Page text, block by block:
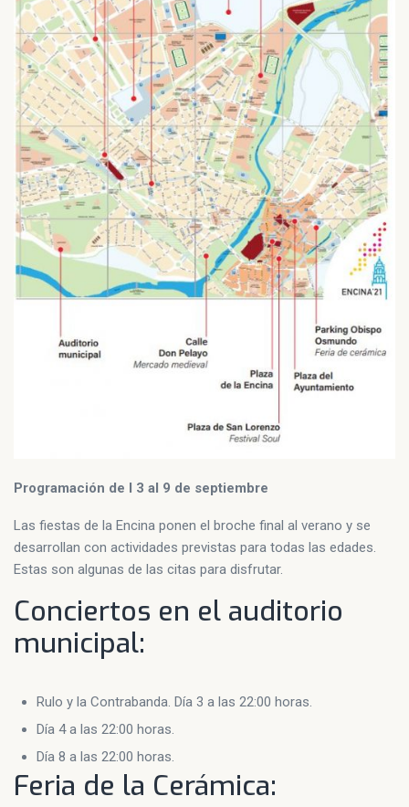
Programación de l 3 al 9 de septiembre
Las fiestas de la Encina ponen el broche final al verano y se
desarrollan con actividades previstas para todas las edades.
Estas son algunas de las citas para disfrutar.
Conciertos en el auditorio
municipal:
Rulo y la Contrabanda. Día 3 a las 22:00 horas.
Día 4 a las 22:00 horas.
Día 8 a las 22:00 horas.
Feria de la Cerámica: